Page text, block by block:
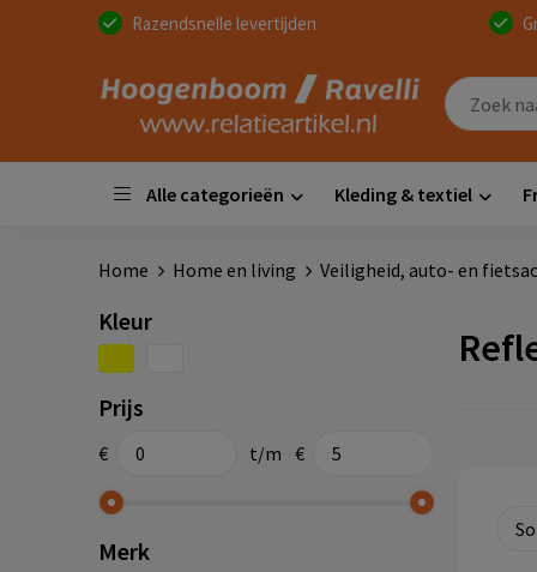
Razendsnelle levertijden
Alle categorieën Kleding & textiel
Home Home en living Veiligheid, auto- en
Kleur
Prijs
€ t/m €
Merk